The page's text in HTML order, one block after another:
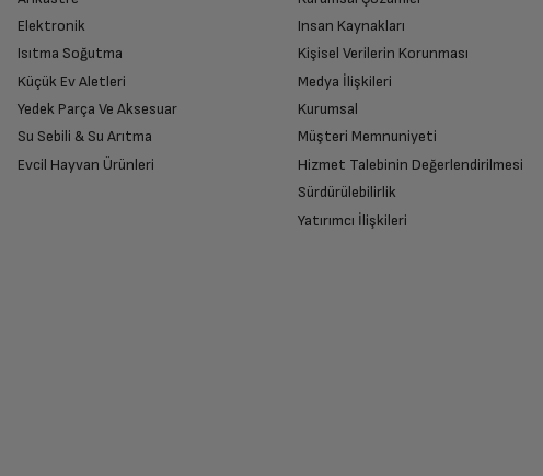
Elektronik
Isıtma Soğutma
Küçük Ev Aletleri
Yedek Parça Ve Aksesuar
Su Sebili & Su Arıtma
Evcil Hayvan Ürünleri
Insan Kaynakları
Kişisel Verilerin Korunması
Medya İlişkileri
Kurumsal
Müşteri Memnuniyeti
Hizmet Talebinin Değerlendirilmesi
Sürdürülebilirlik
Yatırımcı İlişkileri